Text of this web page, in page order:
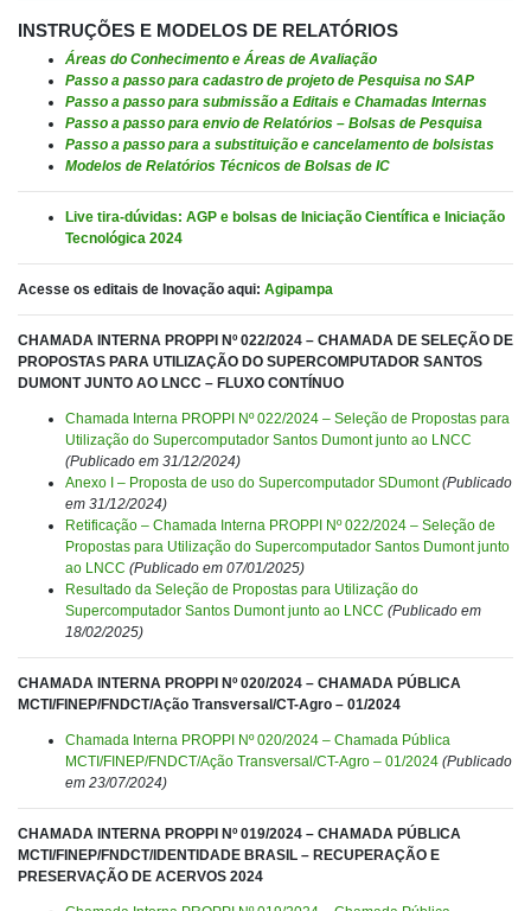
INSTRUÇÕES E MODELOS DE RELATÓRIOS
Áreas do Conhecimento e Áreas de Avaliação
Passo a passo para cadastro de projeto de Pesquisa no SAP
Passo a passo para submissão a Editais e Chamadas Internas
Passo a passo para envio de Relatórios – Bolsas de Pesquisa
Passo a passo para a substituição e cancelamento de bolsistas
Modelos de Relatórios Técnicos de Bolsas de IC
Live tira-dúvidas: AGP e bolsas de Iniciação Científica e Iniciação
Tecnológica 2024
Acesse os editais de Inovação aqui: Agipampa
CHAMADA INTERNA PROPPI Nº 022/2024 – CHAMADA DE SELEÇÃO DE
PROPOSTAS PARA UTILIZAÇÃO DO SUPERCOMPUTADOR SANTOS
DUMONT JUNTO AO LNCC – FLUXO CONTÍNUO
Chamada Interna PROPPI Nº 022/2024 – Seleção de Propostas para
Utilização do Supercomputador Santos Dumont junto ao LNCC
(Publicado em 31/12/2024)
Anexo I – Proposta de uso do Supercomputador SDumont(Publicado
em 31/12/2024)
Retificação – Chamada Interna PROPPI Nº 022/2024 – Seleção de
Propostas para Utilização do Supercomputador Santos Dumont junto
ao LNCC (Publicado em 07/01/2025)
Resultado da Seleção de Propostas para Utilização do
Supercomputador Santos Dumont junto ao LNCC (Publicado em
18/02/2025)
CHAMADA INTERNA PROPPI Nº 020/2024 – CHAMADA PÚBLICA
MCTI/FINEP/FNDCT/Ação Transversal/CT-Agro – 01/2024
Chamada Interna PROPPI Nº 020/2024 – Chamada Pública
MCTI/FINEP/FNDCT/Ação Transversal/CT-Agro – 01/2024 (Publicado
em 23/07/2024)
CHAMADA INTERNA PROPPI Nº 019/2024 – CHAMADA PÚBLICA
MCTI/FINEP/FNDCT/IDENTIDADE BRASIL – RECUPERAÇÃO E
PRESERVAÇÃO DE ACERVOS 2024